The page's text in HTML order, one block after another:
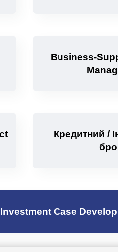
Business-
Кредитний /
Investment Case